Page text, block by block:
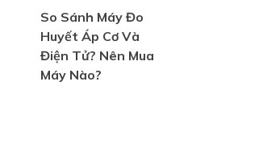
So Sánh Máy Đo
Huyết Áp Cơ Và
Điện Tử? Nên Mua
Máy Nào?